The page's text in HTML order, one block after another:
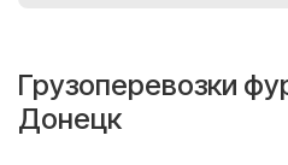
Грузоперевозки
Донецк